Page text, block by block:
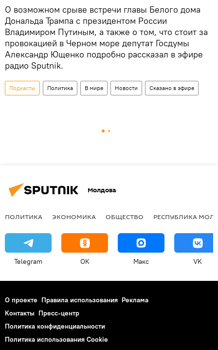
О возможном срыве встречи главы Белого дома
Дональда Трампа с президентом России
Владимиром Путиным, а также о том, что стоит за
провокацией в Черном море депутат Госдумы
Александр Ющенко подробно рассказал в эфире
радио Sputnik.
Подкасты Политика В мире Новости Сказано в эфире
Молдова
ПОЛИТИКА ЭКОНОМИКА ОБЩЕСТВО РЕСПУБЛИКА
Telegram OK Макс VK
О проекте Правила использования Реклама
Контакты Пресс-центр
Политика конфиденциальности
Политика использования Cookie